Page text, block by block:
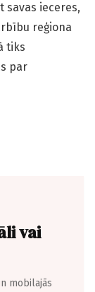
savas ieceres,
reģiona
tiks
par
vai
mobilajās